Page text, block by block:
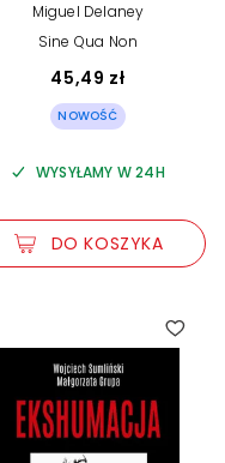
przejęły współczesny
futbol
Miguel Delaney
Sine Qua Non
45,49 zł
NOWOŚĆ
WYSYŁAMY W 24H
DO KOSZYKA